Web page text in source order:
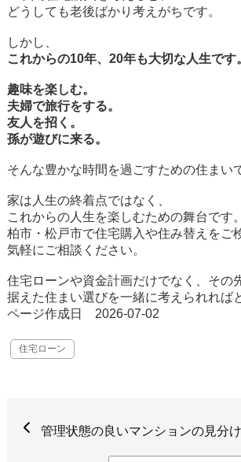
どうしても老後ばかり考えがちです。
しかし、
これからの10年、20年も大切な人生です
趣味を楽しむ。
夫婦で旅行をする。
友人を招く。
孫が遊びに来る。
そんな豊かな時間を過ごすための住まい
家は人生の終着点ではなく、
これからの人生を楽しむための舞台です。
柏市・松戸市で住宅購入や住み替えをご
気軽にご相談ください。
住宅ローンや資金計画だけでなく、その
据えた住まい選びを一緒に考えられれば
ページ作成日 2026-07-02
住宅ローン
管理状態の良いマンションの見分